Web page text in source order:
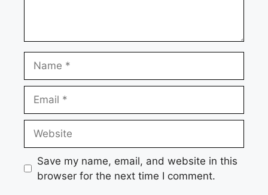
Save my name, email, and website in this
browser for the next time I comment.